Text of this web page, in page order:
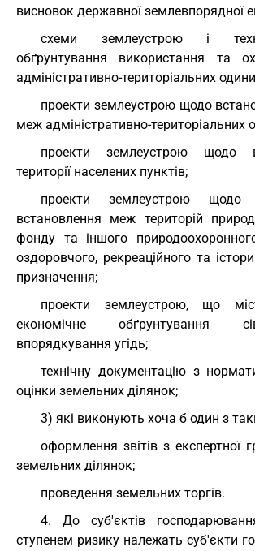
висновок державної землевпорядної
схеми землеустрою і
обґрунтування використання та
адміністративно-територіальних
проекти землеустрою щодо
меж адміністративно-територіальних
проекти землеустрою щодо
території населених пунктів;
проекти землеустрою щодо
встановлення меж територій
фонду та іншого
оздоровчого, рекреаційного та
призначення;
проекти землеустрою, що
економічне обґрунтування
впорядкування угідь;
технічну документацію з
оцінки земельних ділянок;
3) які виконують хоча б один з
оформлення звітів з експертної
земельних ділянок;
проведення земельних торгів.
4. До суб'єктів
ступенем ризику належать суб'єкти